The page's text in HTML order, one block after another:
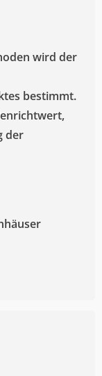
wird der
bestimmt.
der